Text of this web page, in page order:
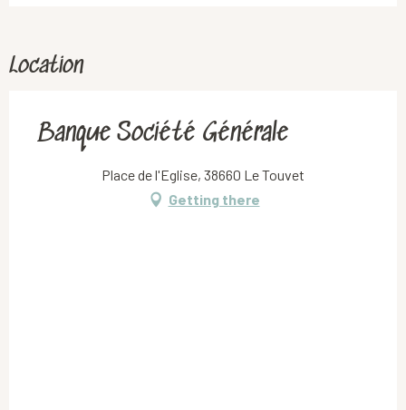
Location
Banque Société Générale
Place de l'Eglise, 38660 Le Touvet
Getting there